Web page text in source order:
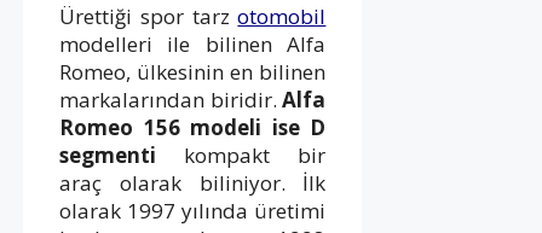
Ürettiği spor tarzotomobil
modelleri ile bilinen Alfa
Romeo, ülkesinin en bilinen
markalarından biridir.Alfa
Romeo 156 modeli ise D
segmenti kompakt bir
araç olarak biliniyor. İlk
olarak 1997 yılında üretimi